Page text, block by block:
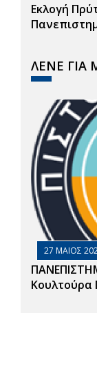
Εκλογή
ΛΕΝΕ ΓΙΑ
27 ΜΑΙΟΣ
Κουλτούρα